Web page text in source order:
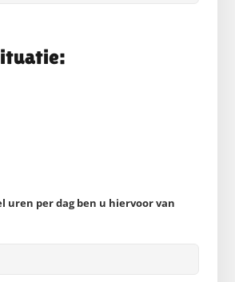
uren per dag ben u hiervoor van